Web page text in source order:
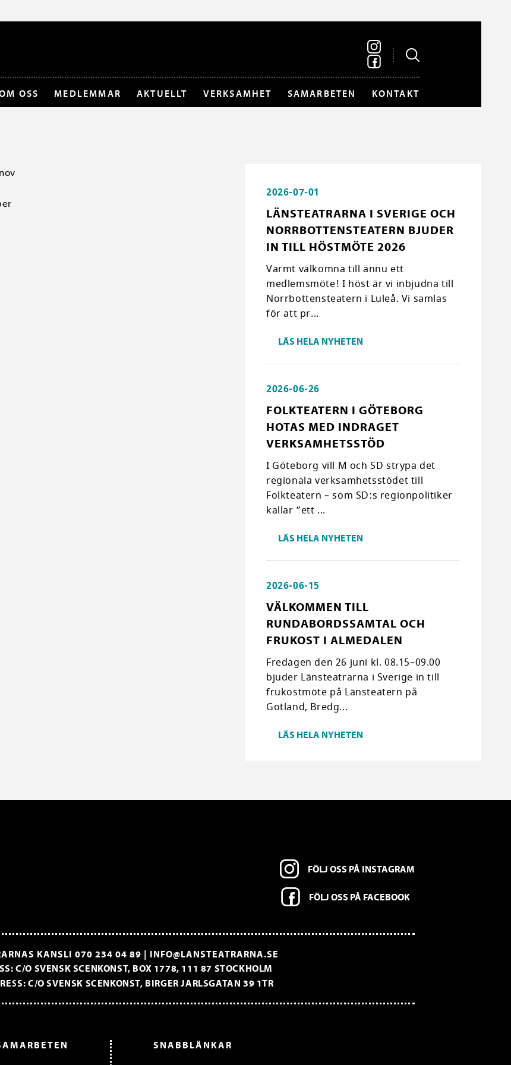
OSS MEDLEMMAR AKTUELLT VERKSAMHET SAMARBETEN KONTAKT
2026-07-01
LÄNSTEATRARNA I SVERIGE OCH
NORRBOTTENSTEATERN BJUDER
IN TILL HÖSTMÖTE 2026
Varmt välkomna till ännu ett
medlemsmöte! I höst är vi inbjudna till
Norrbottensteatern i Luleå. Vi samlas
för att pr...
LÄS HELA NYHETEN
2026-06-26
FOLKTEATERN I GÖTEBORG
HOTAS MED INDRAGET
VERKSAMHETSSTÖD
I Göteborg vill M och SD strypa det
regionala verksamhetsstödet till
Folkteatern – som SD:s regionpolitiker
kallar ”ett ...
LÄS HELA NYHETEN
2026-06-15
VÄLKOMMEN TILL
RUNDABORDSSAMTAL OCH
FRUKOST I ALMEDALEN
Fredagen den 26 juni kl. 08.15–09.00
bjuder Länsteatrarna i Sverige in till
frukostmöte på Länsteatern på
Gotland, Bredg...
LÄS HELA NYHETEN
FÖLJ OSS PÅ INSTAGRAM
FÖLJ OSS PÅ FACEBOOK
KANSLI 070 234 04 89 | INFO@LANSTEATRARNA.SE
C/O SVENSK SCENKONST, BOX 1778, 111 87 STOCKHOLM
C/O SVENSK SCENKONST, BIRGER JARLSGATAN 39 1TR
SNABBLÄNKAR